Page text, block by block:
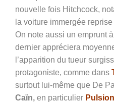
nouvelle fois Hitchcock,
la voiture immergée
On note aussi un emprunt
dernier appréciera
l’apparition du tueur
protagoniste, comme dans
surtout lui-même que De
Caïn, en particulier